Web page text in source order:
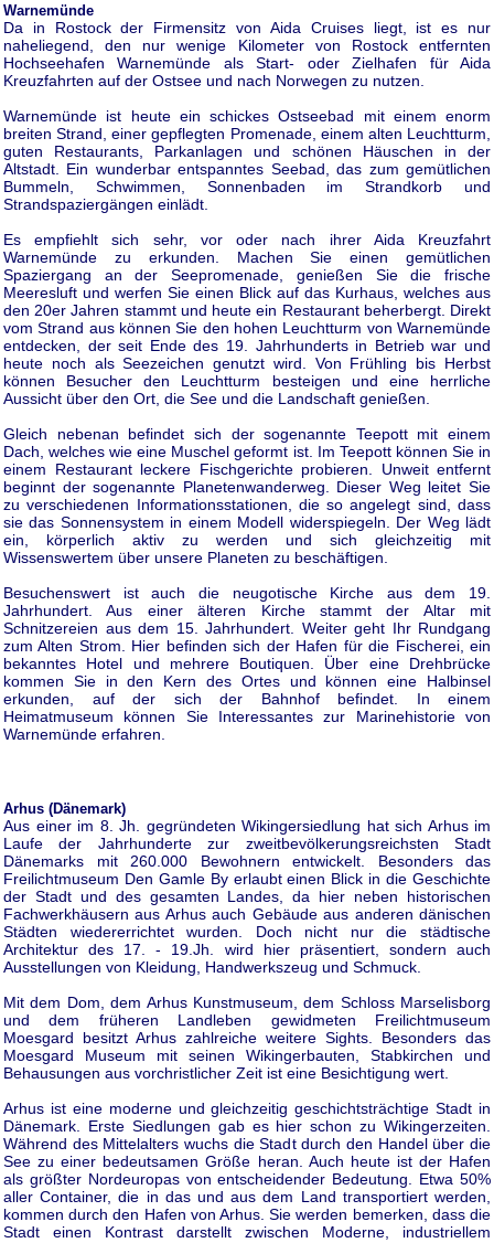
Warnemünde
Da in Rostock der Firmensitz von Aida Cruises liegt, ist es nur
naheliegend, den nur wenige Kilometer von Rostock entfernten
Hochseehafen Warnemünde als Start- oder Zielhafen für Aida
Kreuzfahrten auf der Ostsee und nach Norwegen zu nutzen.
Warnemünde ist heute ein schickes Ostseebad mit einem enorm
breiten Strand, einer gepflegten Promenade, einem alten Leuchtturm,
guten Restaurants, Parkanlagen und schönen Häuschen in der
Altstadt. Ein wunderbar entspanntes Seebad, das zum gemütlichen
Bummeln, Schwimmen, Sonnenbaden im Strandkorb und
Strandspaziergängen einlädt.
Es empfiehlt sich sehr, vor oder nach ihrer Aida Kreuzfahrt
Warnemünde zu erkunden. Machen Sie einen gemütlichen
Spaziergang an der Seepromenade, genießen Sie die frische
Meeresluft und werfen Sie einen Blick auf das Kurhaus, welches aus
den 20er Jahren stammt und heute ein Restaurant beherbergt. Direkt
vom Strand aus können Sie den hohen Leuchtturm von Warnemünde
entdecken, der seit Ende des 19. Jahrhunderts in Betrieb war und
heute noch als Seezeichen genutzt wird. Von Frühling bis Herbst
können Besucher den Leuchtturm besteigen und eine herrliche
Aussicht über den Ort, die See und die Landschaft genießen.
Gleich nebenan befindet sich der sogenannte Teepott mit einem
Dach, welches wie eine Muschel geformt ist. Im Teepott können Sie in
einem Restaurant leckere Fischgerichte probieren. Unweit entfernt
beginnt der sogenannte Planetenwanderweg. Dieser Weg leitet Sie
zu verschiedenen Informationsstationen, die so angelegt sind, dass
sie das Sonnensystem in einem Modell widerspiegeln. Der Weg lädt
ein, körperlich aktiv zu werden und sich gleichzeitig mit
Wissenswertem über unsere Planeten zu beschäftigen.
Besuchenswert ist auch die neugotische Kirche aus dem 19.
Jahrhundert. Aus einer älteren Kirche stammt der Altar mit
Schnitzereien aus dem 15. Jahrhundert. Weiter geht Ihr Rundgang
zum Alten Strom. Hier befinden sich der Hafen für die Fischerei, ein
bekanntes Hotel und mehrere Boutiquen. Über eine Drehbrücke
kommen Sie in den Kern des Ortes und können eine Halbinsel
erkunden, auf der sich der Bahnhof befindet. In einem
Heimatmuseum können Sie Interessantes zur Marinehistorie von
Warnemünde erfahren.
Arhus (Dänemark)
Aus einer im 8. Jh. gegründeten Wikingersiedlung hat sich Arhus im
Laufe der Jahrhunderte zur zweitbevölkerungsreichsten Stadt
Dänemarks mit 260.000 Bewohnern entwickelt. Besonders das
Freilichtmuseum Den Gamle By erlaubt einen Blick in die Geschichte
der Stadt und des gesamten Landes, da hier neben historischen
Fachwerkhäusern aus Arhus auch Gebäude aus anderen dänischen
Städten wiedererrichtet wurden. Doch nicht nur die städtische
Architektur des 17. - 19.Jh. wird hier präsentiert, sondern auch
Ausstellungen von Kleidung, Handwerkszeug und Schmuck.
Mit dem Dom, dem Arhus Kunstmuseum, dem Schloss Marselisborg
und dem früheren Landleben gewidmeten Freilichtmuseum
Moesgard besitzt Arhus zahlreiche weitere Sights. Besonders das
Moesgard Museum mit seinen Wikingerbauten, Stabkirchen und
Behausungen aus vorchristlicher Zeit ist eine Besichtigung wert.
Arhus ist eine moderne und gleichzeitig geschichtsträchtige Stadt in
Dänemark. Erste Siedlungen gab es hier schon zu Wikingerzeiten.
Während des Mittelalters wuchs die Stadt durch den Handel über die
See zu einer bedeutsamen Größe heran. Auch heute ist der Hafen
als größter Nordeuropas von entscheidender Bedeutung. Etwa 50%
aller Container, die in das und aus dem Land transportiert werden,
kommen durch den Hafen von Arhus. Sie werden bemerken, dass die
Stadt einen Kontrast darstellt zwischen Moderne, industriellem